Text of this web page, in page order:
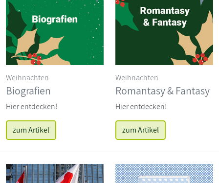
Weihnachten
Biografien
Hier entdecken!
zum Artikel
Weihnachten
Romantasy & Fantasy
Hier entdecken!
zum Artikel